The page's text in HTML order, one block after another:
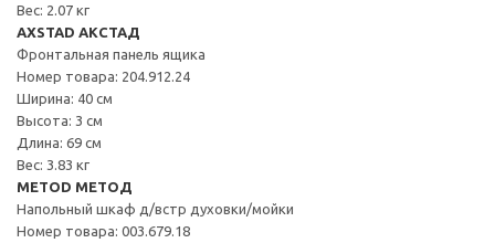
Вес: 2.07 кг
AXSTAD АКСТАД
Фронтальная панель ящика
Номер товара: 204.912.24
Ширина: 40 см
Высота: 3 см
Длина: 69 см
Вес: 3.83 кг
METOD МЕТОД
Напольный шкаф д/встр духовки/мойки
Номер товара: 003.679.18